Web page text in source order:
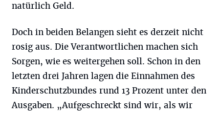
natürlich Geld.
Doch in beiden Belangen sieht es derzeit nicht
rosig aus. Die Verantwortlichen machen sich
Sorgen, wie es weitergehen soll. Schon in den
letzten drei Jahren lagen die Einnahmen des
Kinderschutzbundes rund 13 Prozent unter den
Ausgaben. „Aufgeschreckt sind wir, als wir